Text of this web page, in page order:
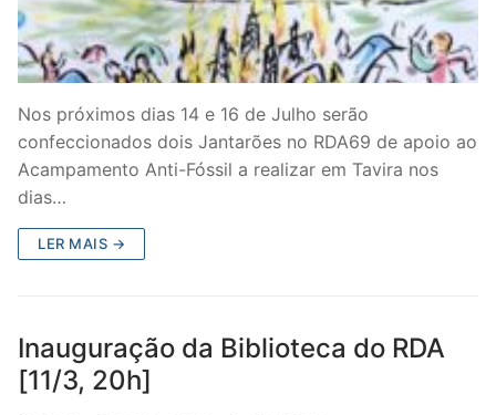
Nos próximos dias 14 e 16 de Julho serão
confeccionados dois Jantarões no RDA69 de apoio ao
Acampamento Anti-Fóssil a realizar em Tavira nos
dias…
LER MAIS →
Inauguração da Biblioteca do RDA
[11/3, 20h]